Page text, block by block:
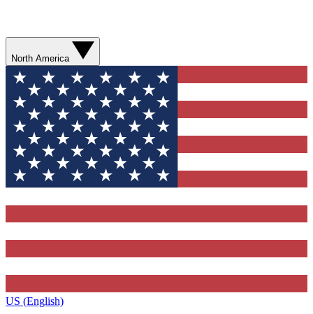
North America
US (English)